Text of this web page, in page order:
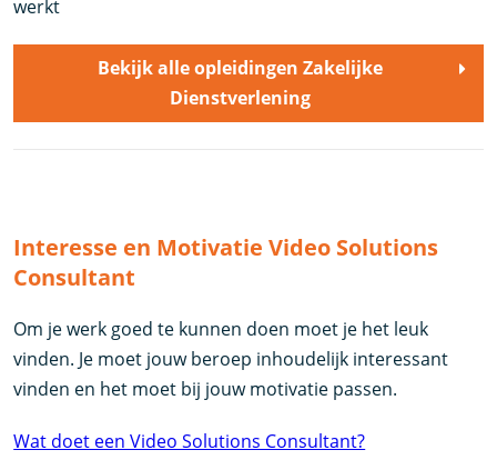
werkt
Bekijk alle opleidingen Zakelijke
Dienstverlening
Interesse en Motivatie Video Solutions
Consultant
Om je werk goed te kunnen doen moet je het leuk
vinden. Je moet jouw beroep inhoudelijk interessant
vinden en het moet bij jouw motivatie passen.
Wat doet een Video Solutions Consultant?